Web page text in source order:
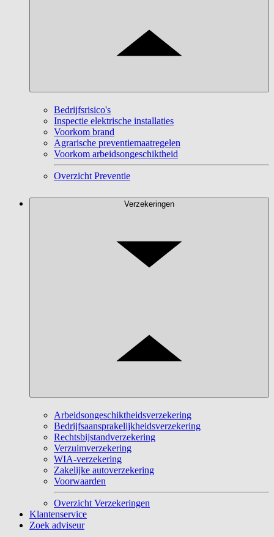
Bedrijfsrisico's
Inspectie elektrische installaties
Voorkom brand
Agrarische preventiemaatregelen
Voorkom arbeidsongeschiktheid
Overzicht Preventie
Verzekeringen
Arbeidsongeschiktheidsverzekering
Bedrijfsaansprakelijkheidsverzekering
Rechtsbijstandverzekering
Verzuimverzekering
WIA-verzekering
Zakelijke autoverzekering
Voorwaarden
Overzicht Verzekeringen
Klantenservice
Zoek adviseur